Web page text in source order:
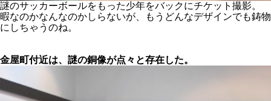
謎のサッカーボールをもった少年をバックにチケット撮影。
暇なのかなんなのかしらないが、もうどんなデザインでも鋳物
にしちゃうのね。
金屋町付近は、謎の銅像が点々と存在した。